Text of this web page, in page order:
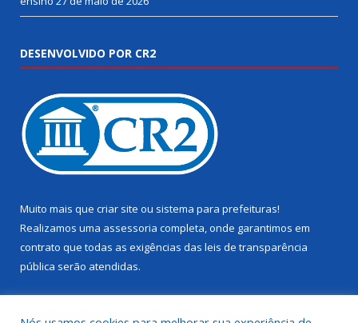
DESENVOLVIDO POR CR2
Muito mais que criar site ou sistema para prefeituras!
Realizamos uma assessoria completa, onde garantimos em
contrato que todas as exigências das leis de transparência
pública serão atendidas.